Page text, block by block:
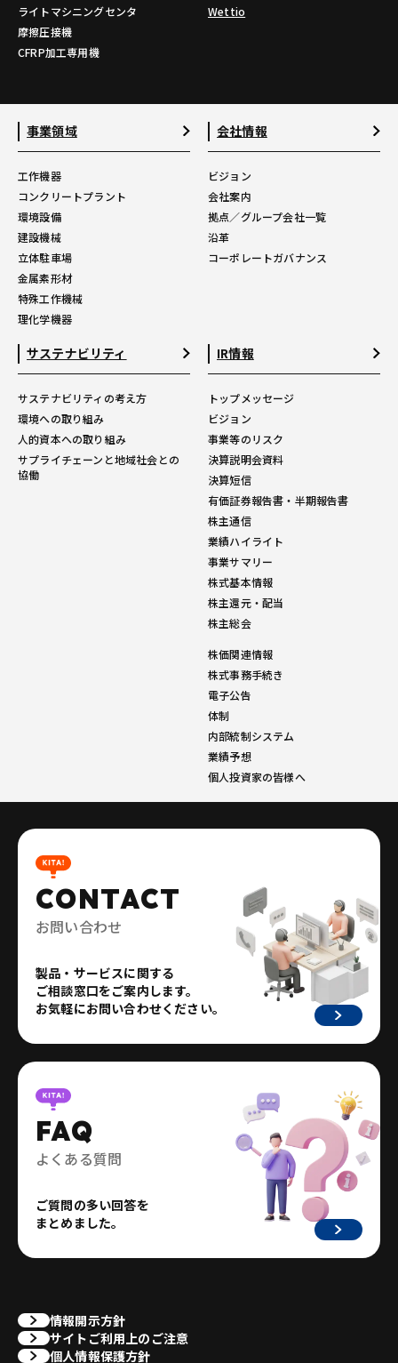
ライトマシニングセンタ
摩擦圧接機
CFRP加工専用機
Wettio
事業領域
工作機器
コンクリートプラント
環境設備
建設機械
立体駐車場
金属素形材
特殊工作機械
理化学機器
会社情報
ビジョン
会社案内
拠点／グループ会社一覧
沿革
コーポレートガバナンス
サステナビリティ
サステナビリティの考え方
環境への取り組み
人的資本への取り組み
サプライチェーンと地域社会との
協働
IR情報
トップメッセージ
ビジョン
事業等のリスク
決算説明会資料
決算短信
有価証券報告書・半期報告書
株主通信
業績ハイライト
事業サマリー
株式基本情報
株主還元・配当
株主総会
株価関連情報
株式事務手続き
電子公告
体制
内部統制システム
業績予想
個人投資家の皆様へ
CONTACT
お問い合わせ
製品・サービスに関する
ご相談窓口をご案内します。
お気軽にお問い合わせください。
FAQ
よくある質問
ご質問の多い回答を
まとめました。
情報開示方針
サイトご利用上のご注意
個人情報保護方針